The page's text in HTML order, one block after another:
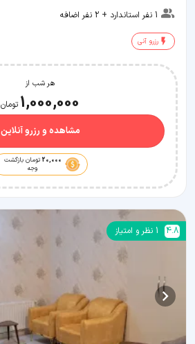
1 نفر استاندارد + 2 نفر اضافه
رزرو آنی
هر شب از
1,000,000 تومان
مشاهده و رزرو آنلاین
20,000 تومان بازگشت
وجه
4.8
1 نظر و امتیاز